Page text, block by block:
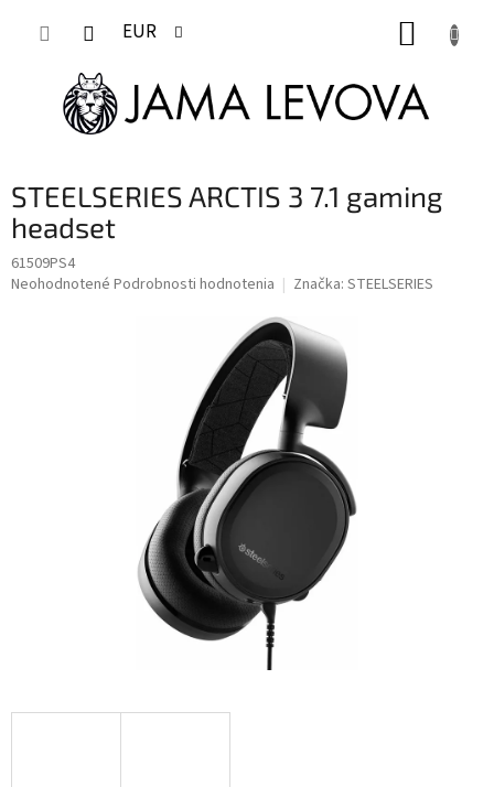
EUR
STEELSERIES ARCTIS 3 7.1 gaming
headset
61509PS4
Priemerné
Neohodnotené Podrobnosti hodnotenia Značka: STEELSERIES